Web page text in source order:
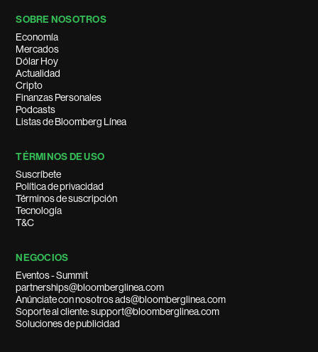
SOBRE NOSOTROS
Economía
Mercados
Dólar Hoy
Actualidad
Cripto
Finanzas Personales
Podcasts
Listas de Bloomberg Línea
TÉRMINOS DE USO
Suscríbete
Política de privacidad
Términos de suscripción
Tecnología
T&C
NEGOCIOS
Eventos - Summit
partnerships@bloomberglinea.com
Anúnciate con nosotros ads@bloomberglinea.com
Soporte al cliente: support@bloomberglinea.com
Soluciones de publicidad